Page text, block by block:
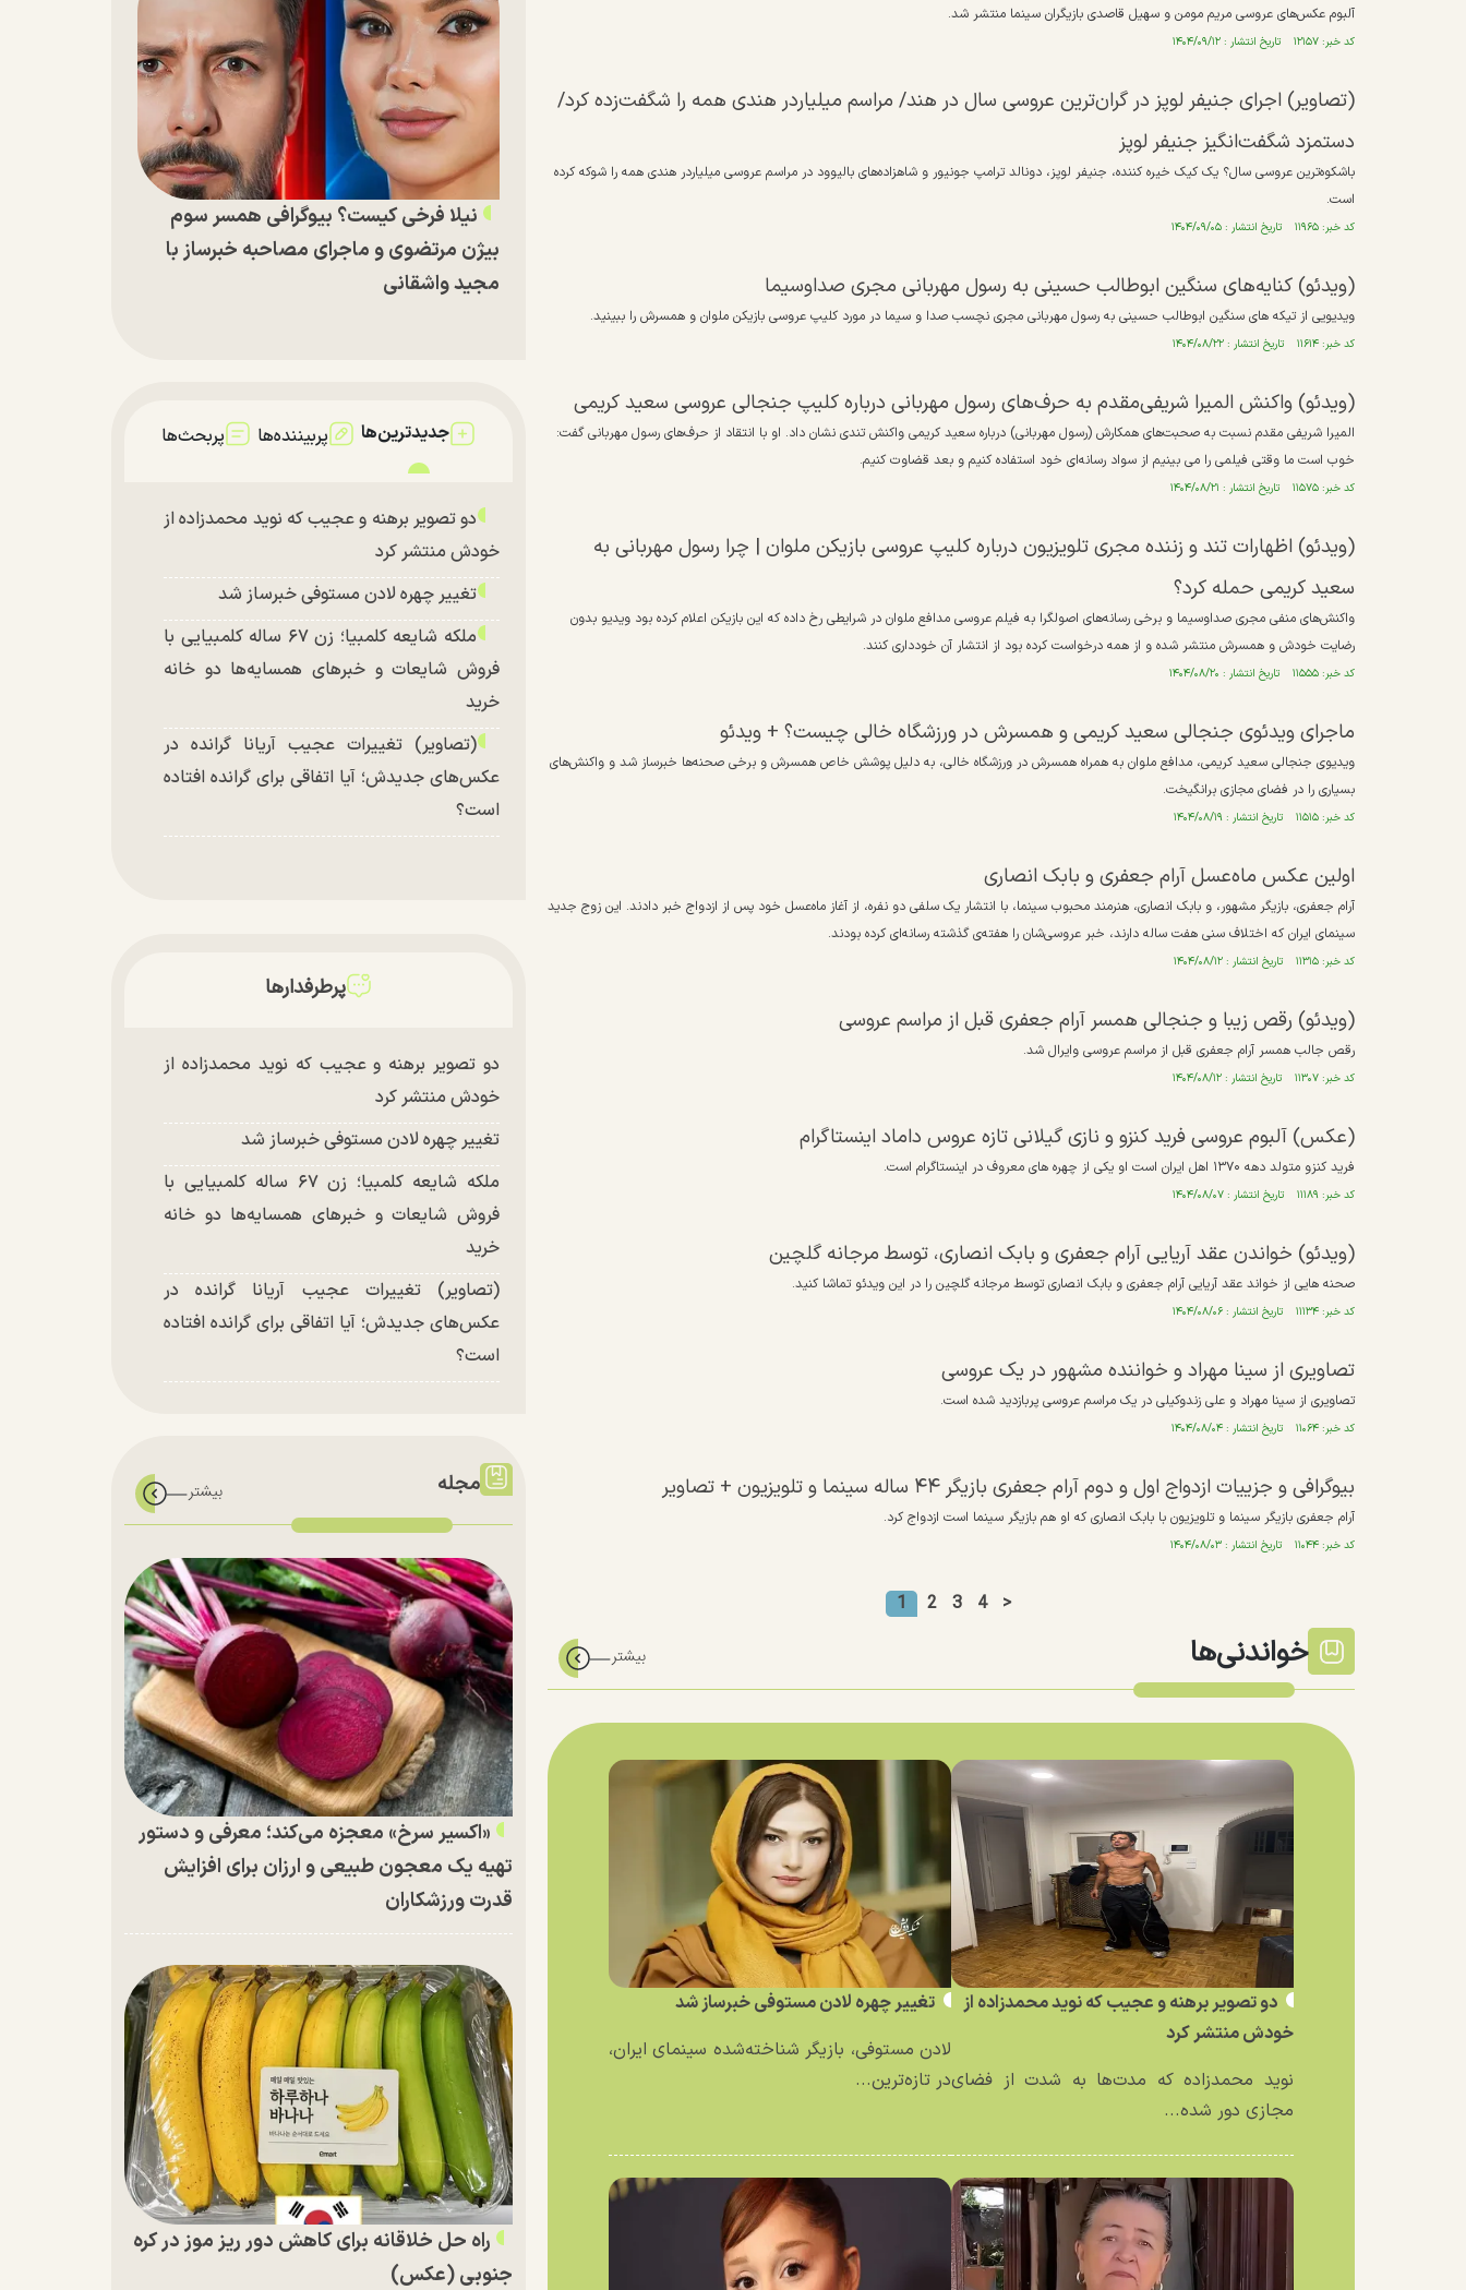
آلبوم عکس‌های عروسی مریم مومن و سهیل قاصدی بازیگران سینما منتشر شد.
کد خبر: ۱۲۱۵۷ تاریخ انتشار : ۱۴۰۴/۰۹/۱۲
(تصاویر) اجرای جنیفر لوپز در گران‌ترین عروسی سال در هند/ مراسم میلیاردر هندی همه را شگفت‌زده کرد/
دستمزد شگفت‌انگیز جنیفر لوپز
باشکوه‌ترین عروسی سال؟ یک کیک خیره کننده، جنیفر لوپز، دونالد ترامپ جونیور و شاهزاده‌های بالیوود در مراسم عروسی میلیاردر هندی همه را شوکه کرده
است.
کد خبر: ۱۱۹۶۵ تاریخ انتشار : ۱۴۰۴/۰۹/۰۵
(ویدئو) کنایه‌های سنگین ابوطالب حسینی به رسول مهربانی مجری صداوسیما
ویدیویی از تیکه های سنگین ابوطالب حسینی به رسول مهربانی مجری نچسب صدا و سیما در مورد کلیپ عروسی بازیکن ملوان و همسرش را ببینید.
کد خبر: ۱۱۶۱۴ تاریخ انتشار : ۱۴۰۴/۰۸/۲۲
(ویدئو) واکنش المیرا شریفی‌مقدم به حرف‌های رسول مهربانی درباره کلیپ جنجالی عروسی سعید کریمی
المیرا شریفی مقدم نسبت به صحبت‌های همکارش (رسول مهربانی) درباره سعید کریمی واکنش تندی نشان داد. او با انتقاد از حرف‌های رسول مهربانی گفت:
خوب است ما وقتی فیلمی را می بینیم از سواد رسانه‌ای خود استفاده کنیم و بعد قضاوت کنیم.
کد خبر: ۱۱۵۷۵ تاریخ انتشار : ۱۴۰۴/۰۸/۲۱
(ویدئو) اظهارات تند و زننده مجری تلویزیون درباره کلیپ عروسی بازیکن ملوان | چرا رسول مهربانی به
سعید کریمی حمله کرد؟
واکنش‌های منفی مجری صداوسیما و برخی رسانه‌های اصولگرا به فیلم عروسی مدافع ملوان در شرایطی رخ داده که این بازیکن اعلام کرده بود ویدیو بدون
رضایت خودش و همسرش منتشر شده و از همه درخواست کرده بود از انتشار آن خودداری کنند.
کد خبر: ۱۱۵۵۵ تاریخ انتشار : ۱۴۰۴/۰۸/۲۰
ماجرای ویدئوی جنجالی سعید کریمی و همسرش در ورزشگاه خالی چیست؟ + ویدئو
ویدیوی جنجالی سعید کریمی، مدافع ملوان به همراه همسرش در ورزشگاه خالی، به دلیل پوشش خاص همسرش و برخی صحنه‌ها خبرساز شد و واکنش‌های
بسیاری را در فضای مجازی برانگیخت.
کد خبر: ۱۱۵۱۵ تاریخ انتشار : ۱۴۰۴/۰۸/۱۹
اولین عکس ماه‌عسل آرام جعفری و بابک انصاری
آرام جعفری، بازیگر مشهور، و بابک انصاری، هنرمند محبوب سینما، با انتشار یک سلفی دو نفره، از آغاز ماه‌عسل خود پس از ازدواج خبر دادند. این زوج جدید
سینمای ایران که اختلاف سنی هفت ساله دارند، خبر عروسی‌شان را هفته‌ی گذشته رسانه‌ای کرده بودند.
کد خبر: ۱۱۳۱۵ تاریخ انتشار : ۱۴۰۴/۰۸/۱۲
(ویدئو) رقص زیبا و جنجالی همسر آرام جعفری قبل از مراسم عروسی
رقص جالب همسر آرام جعفری قبل از مراسم عروسی وایرال شد.
کد خبر: ۱۱۳۰۷ تاریخ انتشار : ۱۴۰۴/۰۸/۱۲
(عکس) آلبوم عروسی فرید کنزو و نازی گیلانی تازه عروس داماد اینستاگرام
فرید کنزو متولد دهه ۱۳۷۰ اهل ایران است او یکی از چهره های معروف در اینستاگرام است.
کد خبر: ۱۱۱۸۹ تاریخ انتشار : ۱۴۰۴/۰۸/۰۷
(ویدئو) خواندن عقد آریایی آرام جعفری و بابک انصاری، توسط مرجانه گلچین
صحنه هایی از خواند عقد آریایی آرام جعفری و بابک انصاری توسط مرجانه گلچین را در این ویدئو تماشا کنید.
کد خبر: ۱۱۱۳۴ تاریخ انتشار : ۱۴۰۴/۰۸/۰۶
تصاویری از سینا مهراد و خواننده مشهور در یک عروسی
تصاویری از سینا مهراد و علی زندوکیلی در یک مراسم عروسی پربازدید شده است.
کد خبر: ۱۱۰۶۴ تاریخ انتشار : ۱۴۰۴/۰۸/۰۴
بیوگرافی و جزییات ازدواج اول و دوم آرام جعفری بازیگر ۴۴ ساله سینما و تلویزیون + تصاویر
آرام جعفری بازیگر سینما و تلویزیون با بابک انصاری که او هم بازیگر سینما است ازدواج کرد.
کد خبر: ۱۱۰۴۴ تاریخ انتشار : ۱۴۰۴/۰۸/۰۳
1 2 3 4 >
خواندنی‌ها
دو تصویر برهنه و عجیب که نوید محمدزاده از
خودش منتشر کرد
نوید محمدزاده که مدت‌ها به شدت از فضای
مجازی دور شده...
تغییر چهره لادن مستوفی خبرساز شد
لادن مستوفی، بازیگر شناخته‌شده سینمای ایران،
در تازه‌ترین...
نیلا فرخی کیست؟ بیوگرافی همسر سوم
بیژن مرتضوی و ماجرای مصاحبه خبرساز با
مجید واشقانی
جدیدترین‌ها پربیننده‌ها پربحث‌ها
دو تصویر برهنه و عجیب که نوید محمدزاده از
خودش منتشر کرد
تغییر چهره لادن مستوفی خبرساز شد
ملکه شایعه کلمبیا؛ زن ۶۷ ساله کلمبیایی با
فروش شایعات و خبر‌های همسایه‌ها دو خانه
خرید
(تصاویر) تغییرات عجیب آریانا گرانده در
عکس‌های جدیدش؛ آیا اتفاقی برای گرانده افتاده
است؟
پرطرفدارها
دو تصویر برهنه و عجیب که نوید محمدزاده از
خودش منتشر کرد
تغییر چهره لادن مستوفی خبرساز شد
ملکه شایعه کلمبیا؛ زن ۶۷ ساله کلمبیایی با
فروش شایعات و خبر‌های همسایه‌ها دو خانه
خرید
(تصاویر) تغییرات عجیب آریانا گرانده در
عکس‌های جدیدش؛ آیا اتفاقی برای گرانده افتاده
است؟
مجله
«اکسیر سرخ» معجزه می‌کند؛ معرفی و دستور
تهیه یک معجون طبیعی و ارزان برای افزایش
قدرت ورزشکاران
راه حل خلاقانه برای کاهش دور ریز موز در کره
جنوبی (عکس)